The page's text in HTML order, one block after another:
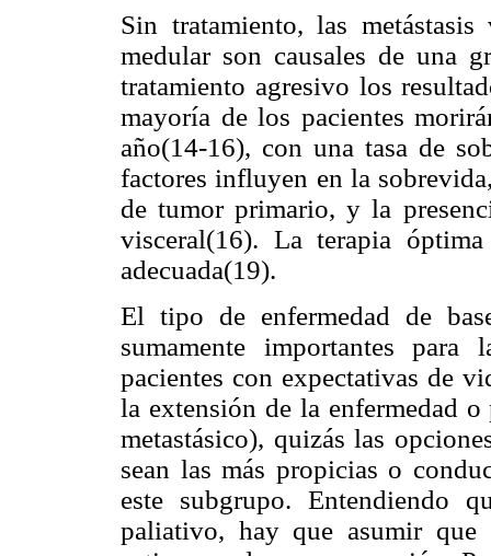
Sin tratamiento, las
medular son causales de una
tratamiento agresivo los
mayoría de los pacientes
año(14-16), con una tasa de
factores influyen en la
de tumor primario, y la
visceral(16). La terapia
adecuada(19).
El tipo de enfermedad de
sumamente importantes para
pacientes con expectativas de
la extensión de la enfermedad
metastásico), quizás las
sean las más propicias o
este subgrupo. Entendiendo
paliativo, hay que asumir que